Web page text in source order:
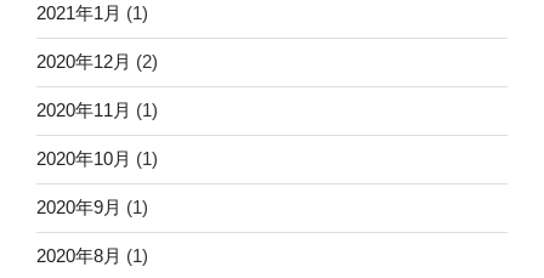
2021年1月 (1)
2020年12月 (2)
2020年11月 (1)
2020年10月 (1)
2020年9月 (1)
2020年8月 (1)